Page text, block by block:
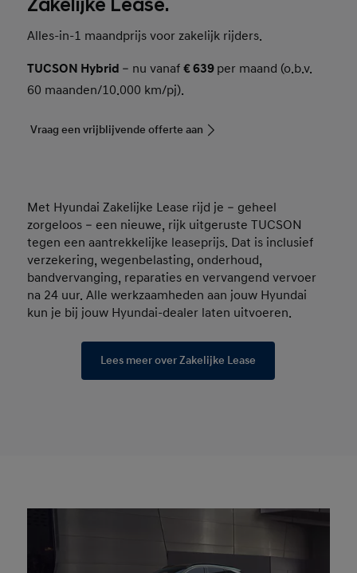
Zakelijke Lease.
Alles-in-1 maandprijs voor zakelijk rijders.
TUCSON Hybrid – nu vanaf€ 639 per maand (o.b.v.
60 maanden/10.000 km/pj).
Vraag een vrijblijvende offerte aan
Met Hyundai Zakelijke Lease rijd je – geheel
zorgeloos – een nieuwe, rijk uitgeruste TUCSON
tegen een aantrekkelijke leaseprijs. Dat is inclusief
verzekering, wegenbelasting, onderhoud,
bandvervanging, reparaties en vervangend vervoer
na 24 uur. Alle werkzaamheden aan jouw Hyundai
kun je bij jouw Hyundai-dealer laten uitvoeren.
Lees meer over Zakelijke Lease